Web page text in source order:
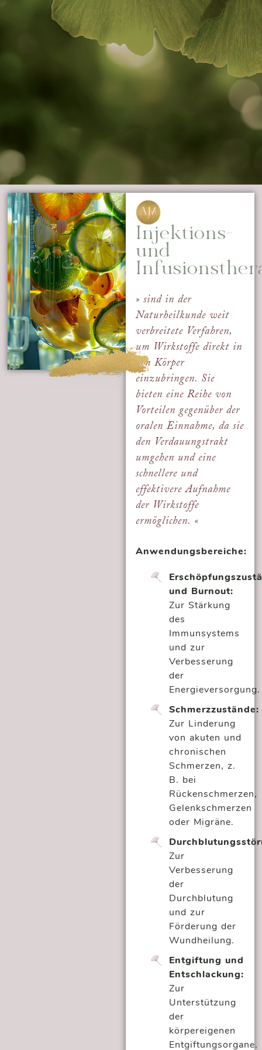
Injektions-
und
»sind in der
Naturheilkunde weit
verbreitete Verfahren,
um Wirkstoffe direkt in
den Körper
einzubringen. Sie
bieten eine Reihe von
Vorteilen gegenüber der
oralen Einnahme, da sie
den Verdauungstrakt
umgehen und eine
schnellere und
effektivere Aufnahme
der Wirkstoffe
ermöglichen. «
Anwendungsbereiche:
und Burnout:
Zur Stärkung
des
Immunsystems
und zur
Verbesserung
der
Energieversorgung.
Schmerzzustände:
Zur Linderung
von akuten und
chronischen
Schmerzen, z.
B. bei
Rückenschmerzen,
Gelenkschmerzen
oder Migräne.
Zur
Verbesserung
der
Durchblutung
und zur
Förderung der
Wundheilung.
Entgiftung und
Entschlackung:
Zur
Unterstützung
der
körpereigenen
Entgiftungsorgane.